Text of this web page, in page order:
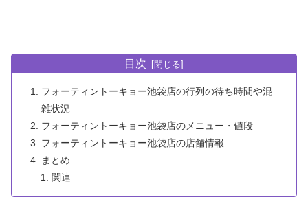
目次
フォーティントーキョー池袋店の行列の待ち時間や混
雑状況
フォーティントーキョー池袋店のメニュー・値段
フォーティントーキョー池袋店の店舗情報
まとめ
関連